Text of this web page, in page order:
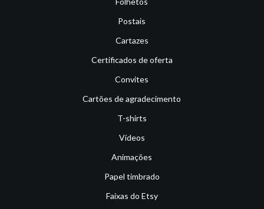
Postais
Cartazes
Certificados de oferta
Convites
Cartões de agradecimento
T-shirts
Vídeos
Animações
Papel timbrado
Faixas do Etsy